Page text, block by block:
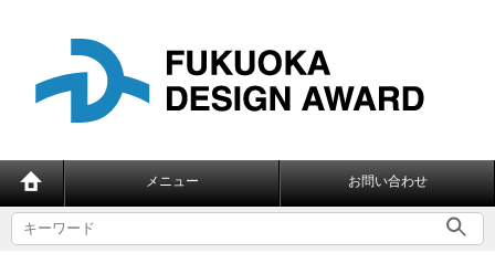
メニュー お問い合わせ